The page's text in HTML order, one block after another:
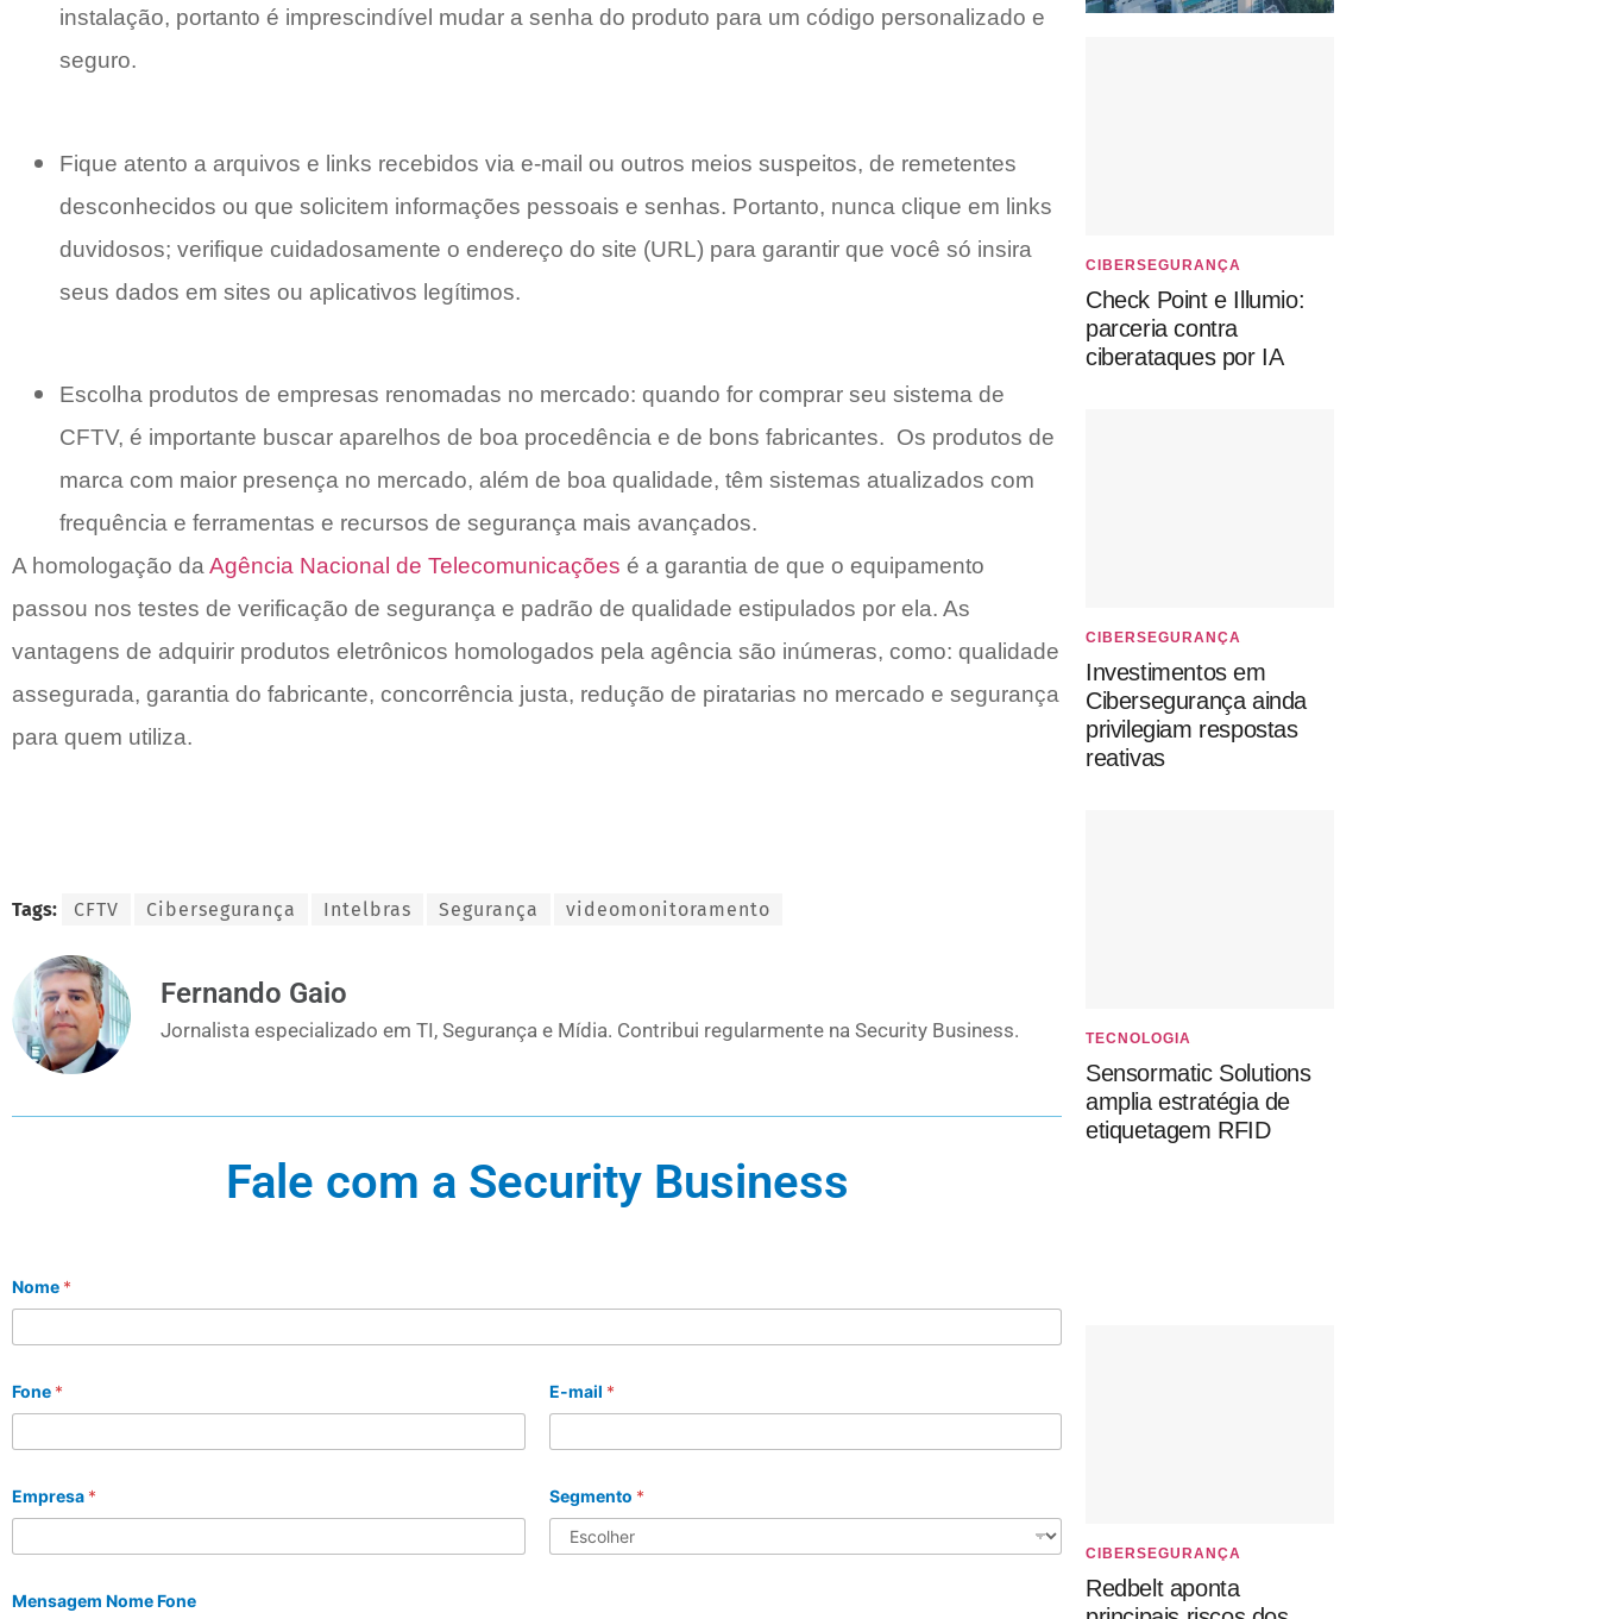
instalação, portanto é imprescindível mudar a senha do produto para um código personalizado e
seguro.
Fique atento a arquivos e links recebidos via e-mail ou outros meios suspeitos, de remetentes
desconhecidos ou que solicitem informações pessoais e senhas. Portanto, nunca clique em links
duvidosos; verifique cuidadosamente o endereço do site (URL) para garantir que você só insira
seus dados em sites ou aplicativos legítimos.
Escolha produtos de empresas renomadas no mercado: quando for comprar seu sistema de
CFTV, é importante buscar aparelhos de boa procedência e de bons fabricantes. Os produtos de
marca com maior presença no mercado, além de boa qualidade, têm sistemas atualizados com
frequência e ferramentas e recursos de segurança mais avançados.
A homologação da Agência Nacional de Telecomunicações é a garantia de que o equipamento
passou nos testes de verificação de segurança e padrão de qualidade estipulados por ela. As
vantagens de adquirir produtos eletrônicos homologados pela agência são inúmeras, como: qualidade
assegurada, garantia do fabricante, concorrência justa, redução de piratarias no mercado e segurança
para quem utiliza.
Tags: CFTV Cibersegurança Intelbras Segurança videomonitoramento
Fernando Gaio
Jornalista especializado em TI, Segurança e Mídia. Contribui regularmente na Security Business.
Fale com a Security Business
Nome *
Fone * E-mail *
Empresa * Segmento *
Mensagem Nome Fone
CIBERSEGURANÇA
Check Point e Illumio:
parceria contra
ciberataques por IA
CIBERSEGURANÇA
Investimentos em
Cibersegurança ainda
privilegiam respostas
reativas
TECNOLOGIA
Sensormatic Solutions
amplia estratégia de
etiquetagem RFID
CIBERSEGURANÇA
Redbelt aponta